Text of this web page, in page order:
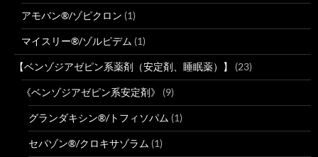
アモバン®/ゾピクロン (1)
マイスリー®/ゾルピデム (1)
【ベンゾジアゼピン系薬剤（安定剤、睡眠薬）】 (23)
《ベンゾジアゼピン系安定剤》 (9)
グランダキシン®/トフィソパム (1)
セパゾン®/クロキサゾラム (1)